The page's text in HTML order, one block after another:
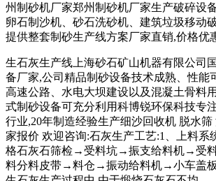
州制砂机厂家郑州制砂机厂家生产破碎设
卵石制沙机、砂石洗砂机、建筑垃圾移动
提供整套制砂生产线方案厂家直销,价格优
生石灰生产线上海砂石矿山机器有限公司
备厂家,公司精品制砂设备技术成熟、性能
高速公路、水电大坝建设以及混凝土骨料
式制砂设备可充分利用科博锐环保科技专
行业,20年制造经验生产细沙回收机 脱水
家报价 欢迎咨询:石灰生产工艺:1、上料系
格石灰石筛检→受料坑→振支给料机→受
料分料皮带→料仓→振动给料机→小车盖